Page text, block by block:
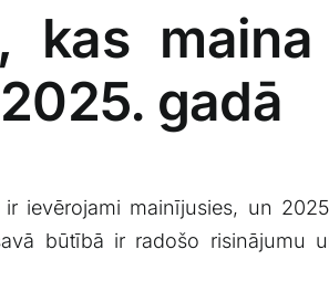
kas
gadā
ievērojami mainījusies, un⁣
būtībā ir radošo risinājumu⁣